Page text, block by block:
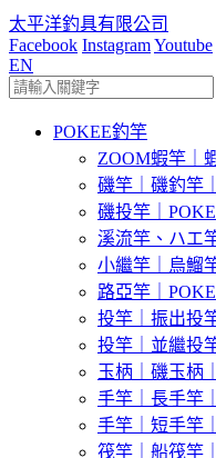
太平洋釣具有限公司
Facebook InstagramYoutube
EN
POKEE釣竿
ZOOM蝦竿｜
磯竿｜磯釣竿
磯投竿｜
溪流竿、ハエ
小繼竿｜烏鰡
路亞竿｜
投竿｜振出投
投竿｜並繼投
玉柄｜磯玉柄
手竿｜長手竿
手竿｜短手竿
筏竿｜船筏竿